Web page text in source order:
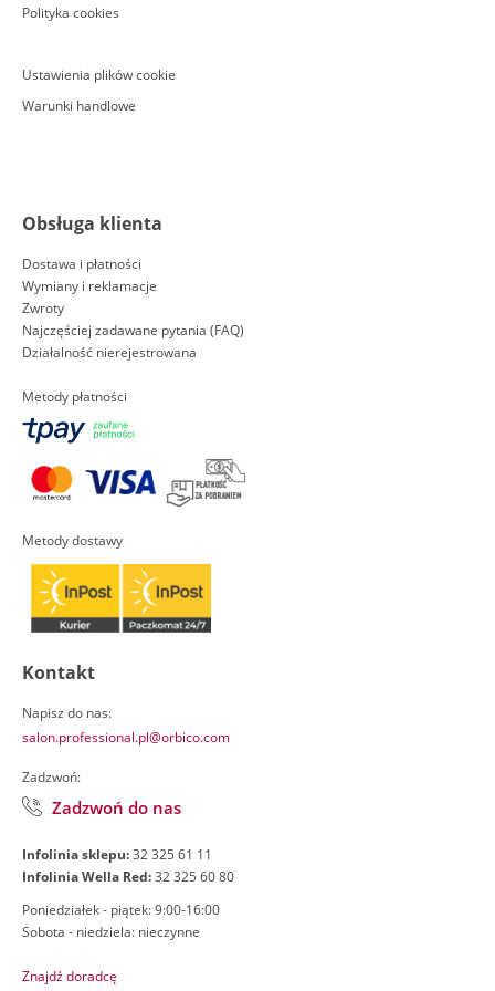
Polityka cookies
Ustawienia plików cookie
Warunki handlowe
Obsługa klienta
Dostawa i płatności
Wymiany i reklamacje
Zwroty
Najczęściej zadawane pytania (FAQ)
Działalność nierejestrowana
Metody płatności
Metody dostawy
Kontakt
Napisz do nas:
salon.professional.pl@orbico.com
Zadzwoń:
Zadzwoń do nas
Infolinia sklepu:32 325 61 11
Infolinia Wella Red:32 325 60 80
Poniedziałek - piątek: 9:00-16:00
Sobota - niedziela: nieczynne
Znajdź doradcę